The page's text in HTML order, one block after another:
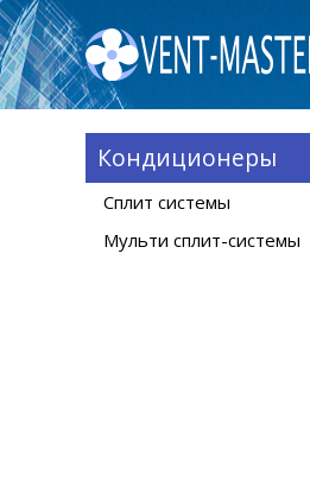
Кондиционеры
Сплит системы
Мульти сплит-системы